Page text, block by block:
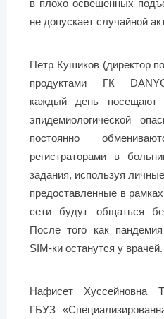
в плохо освещенных
не допускает случайной
Петр Кушиков (директор
продуктами ГК
каждый день
эпидемиологической
постоянно
регистраторами в
задания, используя
предоставленные в
сети будут общаться
После того как
SIM-ки останутся у врачей.
Нафисет Хуссейновна
ГБУЗ